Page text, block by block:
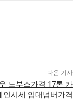
다음 기사
노부스가격 17톤 카
인시세 임대넘버가격